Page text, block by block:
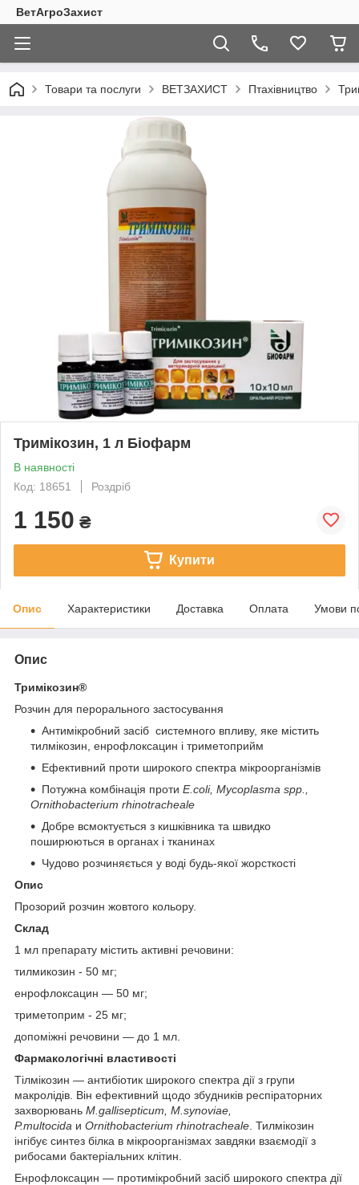
ВетАгроЗахист
Товари та послуги ВЕТЗАХИСТ Птахівництво
Тримікозин, 1 л Біофарм
В наявності
Код: 18651
Роздріб
1 150 ₴
Купити
Опис Характеристики Доставка Оплата Умови
Опис
Тримікозин®
Розчин для перорального застосування
Антимікробний засіб системного впливу, яке містить
тилмікозин, енрофлоксацин і триметоприйм
Ефективний проти широкого спектра мікроорганізмів
Потужна комбінація проти E.coli, Mycoplasma spp.,
Ornithobacterium rhinotracheale
Добре всмоктується з кишківника та швидко
поширюються в органах і тканинах
Чудово розчиняється у воді будь-якої жорсткості
Опис
Прозорий розчин жовтого кольору.
Склад
1 мл препарату містить активні речовини:
тилмикозин - 50 мг;
енрофлоксацин — 50 мг;
триметоприм - 25 мг;
допоміжні речовини — до 1 мл.
Фармакологічні властивості
Тілмікозин — антибіотик широкого спектра дії з групи
макролідів. Він ефективний щодо збудників респіраторних
захворювань M.gallisepticum, M.synoviae,
P.multocida и Ornithobacterium rhinotracheale . Тилмікозин
інгібує синтез білка в мікроорганізмах завдяки взаємодії з
рибосами бактеріальних клітин.
Енрофлоксацин — протимікробний засіб широкого спектра дії